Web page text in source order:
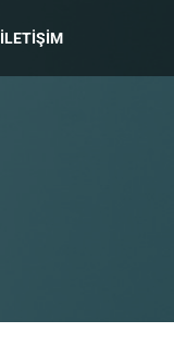
İLETIŞIM